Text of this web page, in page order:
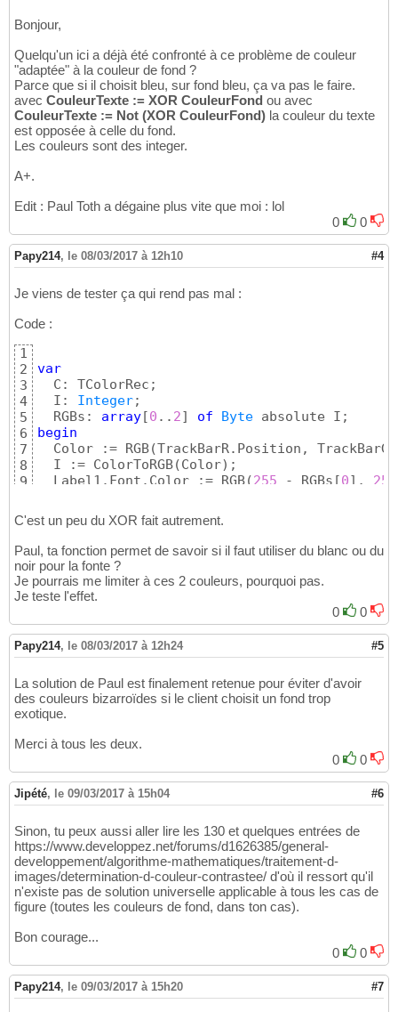
Bonjour,
Quelqu'un ici a déjà été confronté à ce problème de couleur
"adaptée" à la couleur de fond ?
Parce que si il choisit bleu, sur fond bleu, ça va pas le faire.
avec CouleurTexte := XOR CouleurFond ou avec
CouleurTexte := Not (XOR CouleurFond) la couleur du texte
est opposée à celle du fond.
Les couleurs sont des integer.
A+.
Edit : Paul Toth a dégaine plus vite que moi : lol
0
0
Papy214, le 08/03/2017 à 12h10 #4
Je viens de tester ça qui rend pas mal :
Code :
1
2
3
4
5
6
7
8
9
var
  C: TColorRec;
  I:
Integer;
  RGBs:
array[0 .. 2] of Byte
begin
  Color := RGB
(TrackBarR.Position,
  I := ColorToRGB
(Color) ;
  Label1.Font.Color := RGB
(255 - RGBs [0] , 255
C'est un peu du XOR fait autrement.
Paul, ta fonction permet de savoir si il faut utiliser du blanc ou du
noir pour la fonte ?
Je pourrais me limiter à ces 2 couleurs, pourquoi pas.
Je teste l'effet.
0
0
Papy214, le 08/03/2017 à 12h24 #5
La solution de Paul est finalement retenue pour éviter d'avoir
des couleurs bizarroïdes si le client choisit un fond trop
exotique.
Merci à tous les deux.
0
0
Jipété, le 09/03/2017 à 15h04 #6
Sinon, tu peux aussi aller lire les 130 et quelques entrées de
https://www.developpez.net/forums/d1626385/general-
developpement/algorithme-mathematiques/traitement-d-
images/determination-d-couleur-contrastee/ d'où il ressort qu'il
n'existe pas de solution universelle applicable à tous les cas de
figure (toutes les couleurs de fond, dans ton cas).
Bon courage...
0
0
Papy214, le 09/03/2017 à 15h20 #7